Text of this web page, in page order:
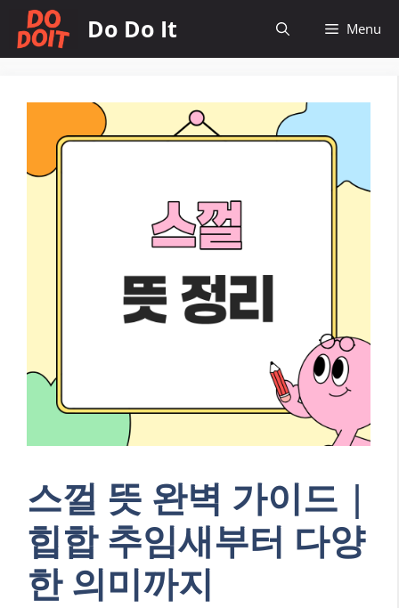
츠
Do Do It Menu
스껄 뜻 완벽 가이드 |
힙합 추임새부터 다양
한 의미까지